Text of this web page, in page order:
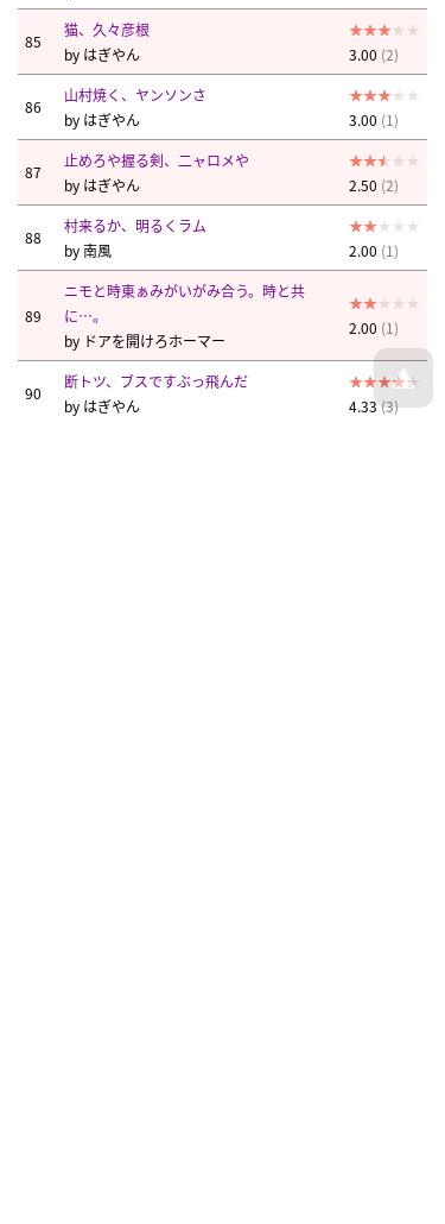
85
猫、久々彦根
by はぎやん 3.00 (2)
86
山村焼く、ヤンソンさ
by はぎやん 3.00 (1)
87
止めろや握る剣、二ャロメや
by はぎやん 2.50 (2)
88
村来るか、明るくラム
by南風 2.00 (1)
89
ニモと時東ぁみがいがみ合う。時と共
に…。
by ドアを開けろホーマー
2.00 (1)
90
断トツ、ブスですぶっ飛んだ
by はぎやん 4.33(3)